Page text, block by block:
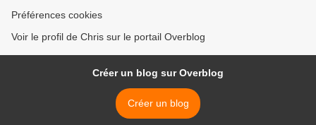
Préférences cookies
Voir le profil de Chris sur le portail Overblog
Créer un blog sur Overblog
Créer un blog